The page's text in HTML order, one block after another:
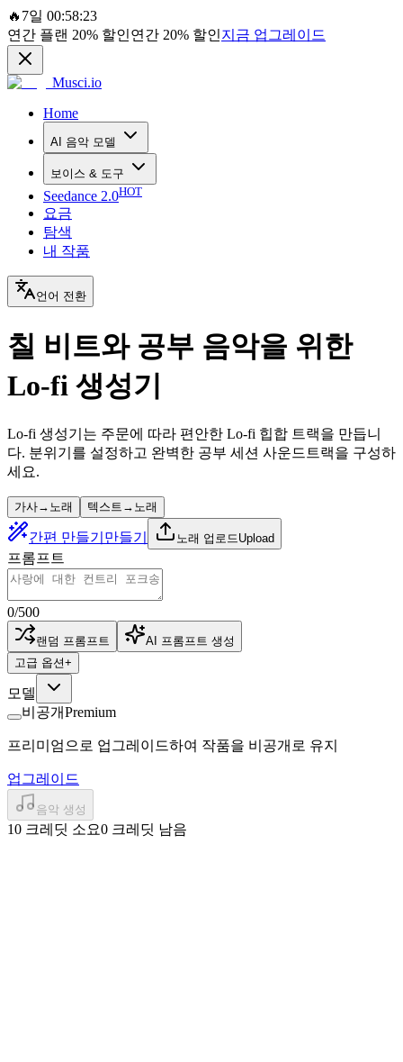
🔥 7일 00:58:23
연간 플랜 20% 할인연간 20% 할인지금 업그레이드
Musci.io
Home
AI 음악 모델
보이스 & 도구
Seedance 2.0HOT
요금
탐색
내 작품
언어 전환
칠 비트와 공부 음악을 위한
Lo-fi 생성기
Lo-fi 생성기는 주문에 따라 편안한 Lo-fi 힙합 트랙을 만듭니
다. 분위기를 설정하고 완벽한 공부 세션 사운드트랙을 구성하
세요.
가사→노래 텍스트→노래
간편 만들기 만들기 노래 업로드Upload
프롬프트
0/500
랜덤 프롬프트
AI 프롬프트 생성
고급 옵션+
모델
비공개Premium
프리미엄으로 업그레이드하여 작품을 비공개로 유지
업그레이드
음악 생성
10 크레딧 소요0 크레딧 남음